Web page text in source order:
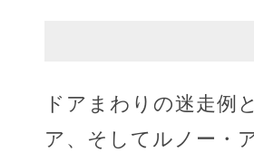
ドアまわりの迷走例
ア、そしてルノー・